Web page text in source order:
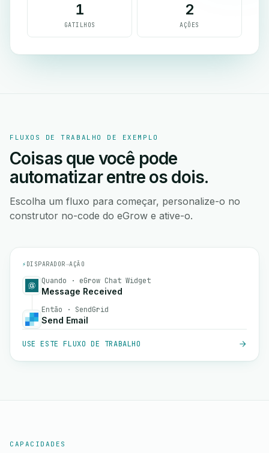
1
GATILHOS
2
AÇÕES
FLUXOS DE TRABALHO DE EXEMPLO
Coisas que você pode
automatizar entre os dois.
Escolha um fluxo para começar, personalize-o no
construtor no-code do eGrow e ative-o.
⚡ DISPARADOR→AÇÃO
Quando · eGrow Chat Widget
Message Received
Então · SendGrid
Send Email
USE ESTE FLUXO DE TRABALHO
CAPACIDADES